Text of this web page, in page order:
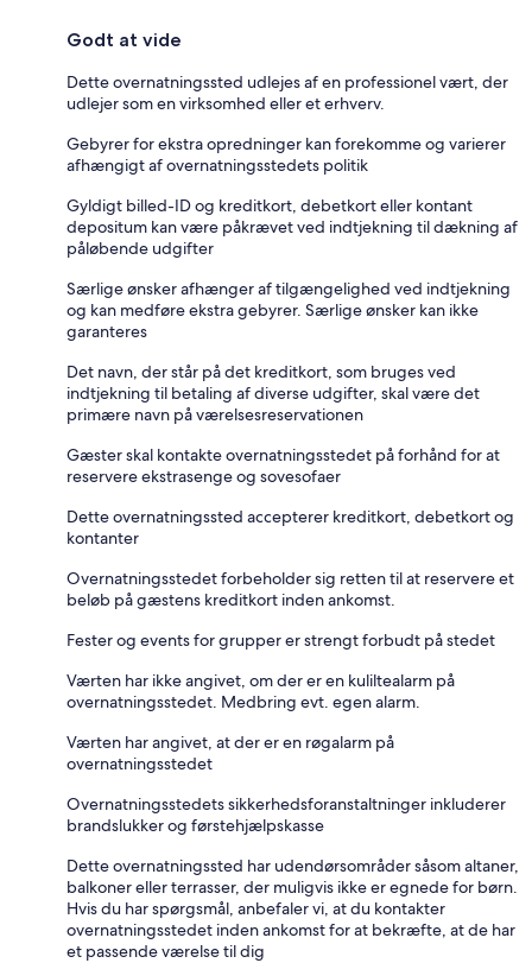
Godt at vide
Dette overnatningssted udlejes af en professionel vært, der
udlejer som en virksomhed eller et erhverv.
Gebyrer for ekstra opredninger kan forekomme og varierer
afhængigt af overnatningsstedets politik
Gyldigt billed-ID og kreditkort, debetkort eller kontant
depositum kan være påkrævet ved indtjekning til dækning af
påløbende udgifter
Særlige ønsker afhænger af tilgængelighed ved indtjekning
og kan medføre ekstra gebyrer. Særlige ønsker kan ikke
garanteres
Det navn, der står på det kreditkort, som bruges ved
indtjekning til betaling af diverse udgifter, skal være det
primære navn på værelsesreservationen
Gæster skal kontakte overnatningsstedet på forhånd for at
reservere ekstrasenge og sovesofaer
Dette overnatningssted accepterer kreditkort, debetkort og
kontanter
Overnatningsstedet forbeholder sig retten til at reservere et
beløb på gæstens kreditkort inden ankomst.
Fester og events for grupper er strengt forbudt på stedet
Værten har ikke angivet, om der er en kuliltealarm på
overnatningsstedet. Medbring evt. egen alarm.
Værten har angivet, at der er en røgalarm på
overnatningsstedet
Overnatningsstedets sikkerhedsforanstaltninger inkluderer
brandslukker og førstehjælpskasse
Dette overnatningssted har udendørsområder såsom altaner,
balkoner eller terrasser, der muligvis ikke er egnede for børn.
Hvis du har spørgsmål, anbefaler vi, at du kontakter
overnatningsstedet inden ankomst for at bekræfte, at de har
et passende værelse til dig